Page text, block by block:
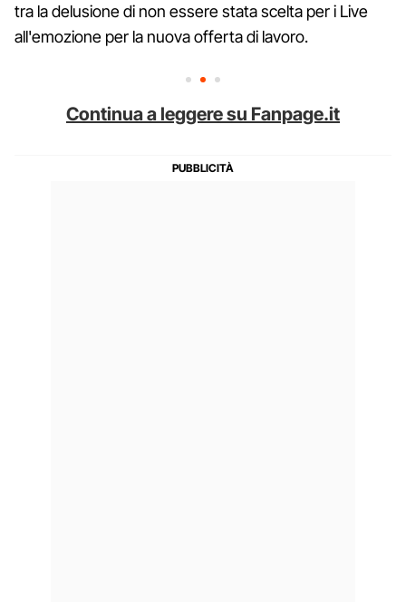
tra la delusione di non essere stata scelta per i Live
all'emozione per la nuova offerta di lavoro.
Continua a leggere su Fanpage.it